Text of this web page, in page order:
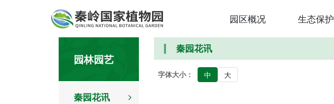
园区概况 生态保护
园林园艺
秦园花讯
秦园花讯
字体大小： 中 大